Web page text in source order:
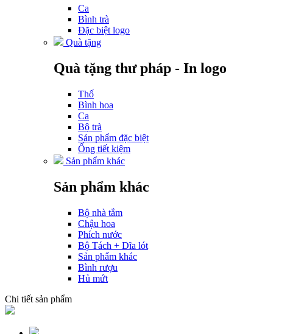
Ca
Bình trà
Đặc biệt logo
Quà tặng
Quà tặng thư pháp - In logo
Thố
Bình hoa
Ca
Bộ trà
Sản phẩm đặc biệt
Ống tiết kiệm
Sản phẩm khác
Sản phẩm khác
Bộ nhà tắm
Chậu hoa
Phích nước
Bộ Tách + Dĩa lót
Sản phẩm khác
Bình rượu
Hủ mứt
Chi tiết sản phẩm